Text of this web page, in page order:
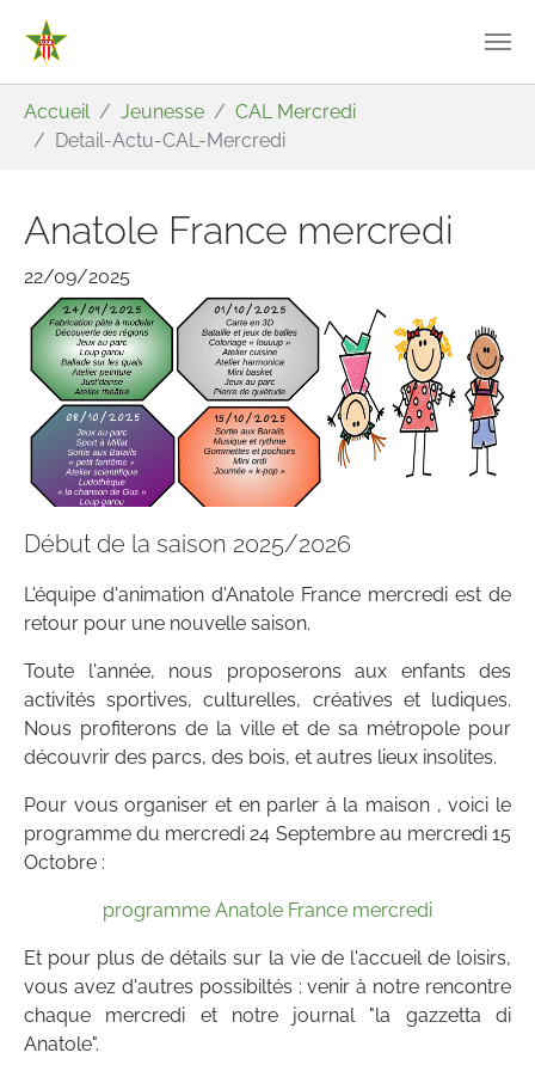
Accueil Jeunesse
CAL Mercredi
Detail-Actu-CAL-Mercredi
Anatole France mercredi
22/09/2025
Début de la saison 2025/2026
L'équipe d'animation d'Anatole France mercredi est de
retour pour une nouvelle saison.
Toute l'année, nous proposerons aux enfants des
activités sportives, culturelles, créatives et ludiques.
Nous profiterons de la ville et de sa métropole pour
découvrir des parcs, des bois, et autres lieux insolites.
Pour vous organiser et en parler à la maison , voici le
programme du mercredi 24 Septembre au mercredi 15
Octobre :
programme Anatole France mercredi
Et pour plus de détails sur la vie de l'accueil de loisirs,
vous avez d'autres possibiltés : venir à notre rencontre
chaque mercredi et notre journal "la gazzetta di
Anatole".